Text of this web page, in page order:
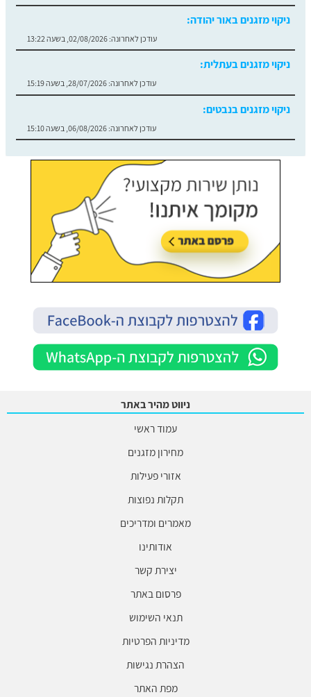
ניקוי מזגנים באור יהודה:
עודכן לאחרונה: 02/08/2026, בשעה 13:22
ניקוי מזגנים בעתלית:
עודכן לאחרונה: 28/07/2026, בשעה 15:19
ניקוי מזגנים בנבטים:
עודכן לאחרונה: 06/08/2026, בשעה 15:10
ניווט מהיר באתר
עמוד ראשי
מחירון מזגנים
אזורי פעילות
תקלות נפוצות
מאמרים ומדריכים
אודותינו
יצירת קשר
פרסום באתר
תנאי השימוש
מדיניות הפרטיות
הצהרת נגישות
מפת האתר